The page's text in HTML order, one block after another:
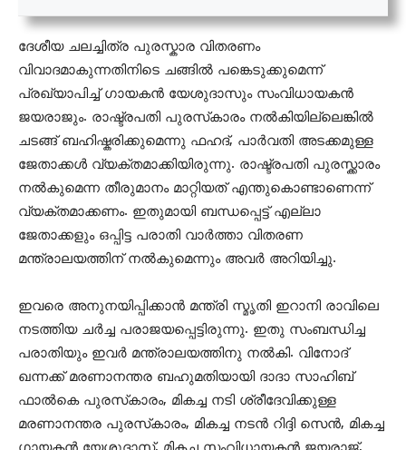
ദേശീയ ചലച്ചിത്ര പുരസ്കാര വിതരണം
വിവാദമാകുന്നതിനിടെ ചങ്ങിൽ പങ്കെടുക്കുമെന്ന്
പ്രഖ്യാപിച്ച് ഗായകൻ ‍യേശുദാസും സംവിധായകൻ
ജയരാജും. രാഷ്ട്രപതി പുരസ്‌കാരം നൽകിയില്ലെങ്കിൽ
ചടങ്ങ് ബഹിഷ്കരിക്കുമെന്നു ഫഹദ്, പാർവതി അടക്കമുള്ള
ജേതാക്കൾ വ്യക്തമാക്കിയിരുന്നു. രാഷ്ട്രപതി പുരസ്ക്കാരം
നൽകുമെന്ന തീരുമാനം മാറ്റിയത് എന്തുകൊണ്ടാണെന്ന്
വ്യക്തമാക്കണം. ഇതുമായി ബന്ധപ്പെട്ട് എല്ലാ
ജേതാക്കളും ഒപ്പിട്ട പരാതി വാർത്താ വിതരണ
മന്ത്രാലയത്തിന് നൽകുമെന്നും അവർ അറിയിച്ചു.
ഇവരെ അനുനയിപ്പിക്കാന്‍ മന്ത്രി സ്മൃതി ഇറാനി രാവിലെ
നടത്തിയ ചര്‍ച്ച പരാജയപ്പെട്ടിരുന്നു. ഇതു സംബന്ധിച്ച
പരാതിയും ഇവര്‍ മന്ത്രാലയത്തിനു നല്‍കി. വിനോദ്
ഖന്നക്ക് മരണാനന്തര ബഹുമതിയായി ദാദാ സാഹിബ്
ഫാല്‍കെ പുരസ്‌കാരം, മികച്ച നടി ശ്രീദേവിക്കുള്ള
മരണാനന്തര പുരസ്‌കാരം, മികച്ച നടന്‍ റിദ്ദി സെന്‍, മികച്ച